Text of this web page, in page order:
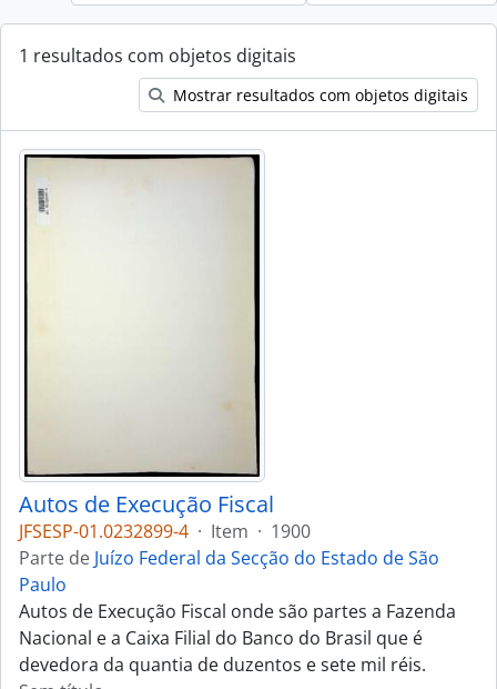
1 resultados com objetos digitais
Mostrar resultados com objetos digitais
Autos de Execução Fiscal
JFSESP-01.0232899-4 · Item · 1900
Parte de Juízo Federal da Secção do Estado de São
Paulo
Autos de Execução Fiscal onde são partes a Fazenda
Nacional e a Caixa Filial do Banco do Brasil que é
devedora da quantia de duzentos e sete mil réis.